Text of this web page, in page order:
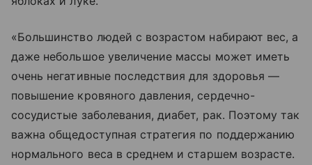
«Большинство людей с возрастом набирают вес, а
даже небольшое увеличение массы может иметь
очень негативные последствия для здоровья —
повышение кровяного давления, сердечно-
сосудистые заболевания, диабет, рак. Поэтому так
важна общедоступная стратегия по поддержанию
нормального веса в среднем и старшем возрасте.